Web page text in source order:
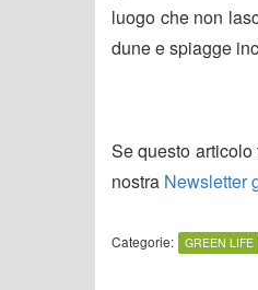
luogo che non
dune e spiagge
Se questo
nostra Newsletter
Categorie: GREEN LIFE